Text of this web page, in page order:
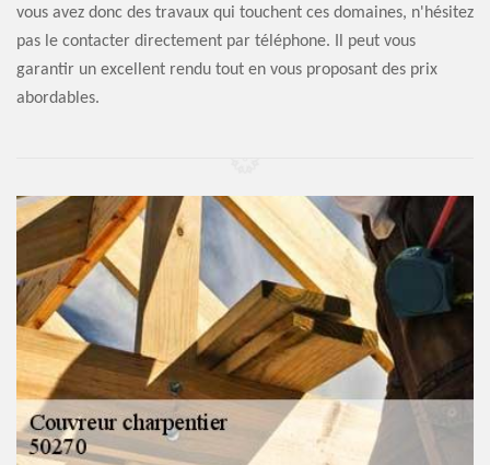
vous avez donc des travaux qui touchent ces domaines, n'hésitez
pas le contacter directement par téléphone. Il peut vous
garantir un excellent rendu tout en vous proposant des prix
abordables.